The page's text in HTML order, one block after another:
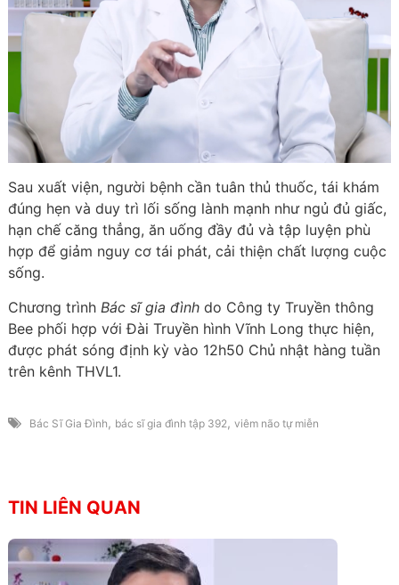
Sau xuất viện, người bệnh cần tuân thủ thuốc, tái khám
đúng hẹn và duy trì lối sống lành mạnh như ngủ đủ giấc,
hạn chế căng thẳng, ăn uống đầy đủ và tập luyện phù
hợp để giảm nguy cơ tái phát, cải thiện chất lượng cuộc
sống.
Chương trình Bác sĩ gia đìnhdo Công ty Truyền thông
Bee phối hợp với Đài Truyền hình Vĩnh Long thực hiện,
được phát sóng định kỳ vào 12h50 Chủ nhật hàng tuần
trên kênh THVL1.
Bác Sĩ Gia Đình , bác sĩ gia đình tập 392, viêm não tự miễn
TIN LIÊN QUAN